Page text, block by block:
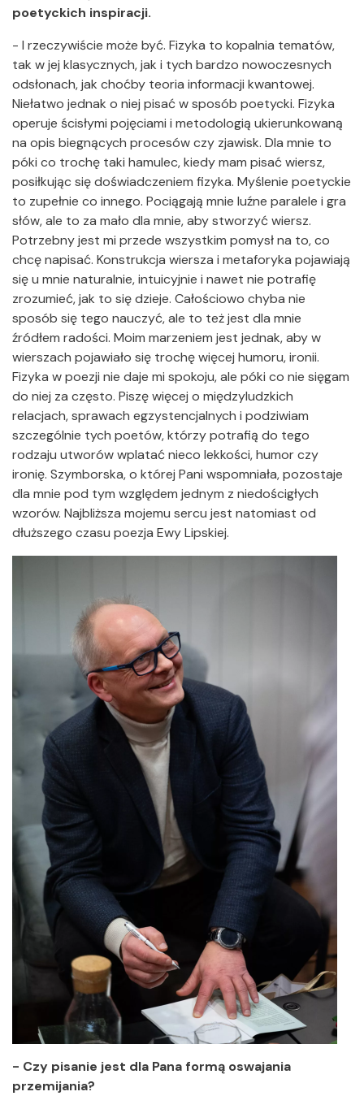
poetyckich inspiracji.
- I rzeczywiście może być. Fizyka to kopalnia tematów,
tak w jej klasycznych, jak i tych bardzo nowoczesnych
odsłonach, jak choćby teoria informacji kwantowej.
Niełatwo jednak o niej pisać w sposób poetycki. Fizyka
operuje ścisłymi pojęciami i metodologią ukierunkowaną
na opis biegnących procesów czy zjawisk. Dla mnie to
póki co trochę taki hamulec, kiedy mam pisać wiersz,
posiłkując się doświadczeniem fizyka. Myślenie poetyckie
to zupełnie co innego. Pociągają mnie luźne paralele i gra
słów, ale to za mało dla mnie, aby stworzyć wiersz.
Potrzebny jest mi przede wszystkim pomysł na to, co
chcę napisać. Konstrukcja wiersza i metaforyka pojawiają
się u mnie naturalnie, intuicyjnie i nawet nie potrafię
zrozumieć, jak to się dzieje. Całościowo chyba nie
sposób się tego nauczyć, ale to też jest dla mnie
źródłem radości. Moim marzeniem jest jednak, aby w
wierszach pojawiało się trochę więcej humoru, ironii.
Fizyka w poezji nie daje mi spokoju, ale póki co nie sięgam
do niej za często. Piszę więcej o międzyludzkich
relacjach, sprawach egzystencjalnych i podziwiam
szczególnie tych poetów, którzy potrafią do tego
rodzaju utworów wplatać nieco lekkości, humor czy
ironię. Szymborska, o której Pani wspomniała, pozostaje
dla mnie pod tym względem jednym z niedościgłych
wzorów. Najbliższa mojemu sercu jest natomiast od
dłuższego czasu poezja Ewy Lipskiej.
- Czy pisanie jest dla Pana formą oswajania
przemijania?